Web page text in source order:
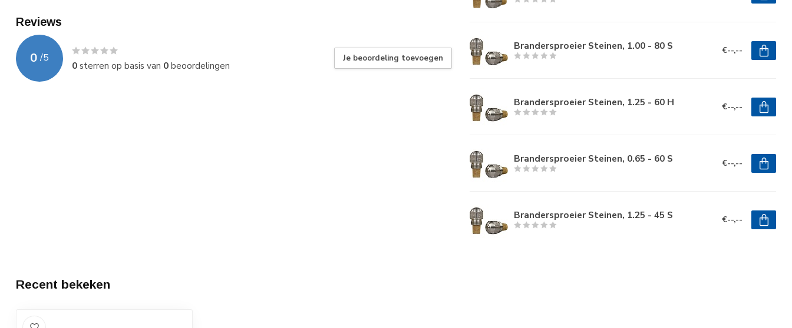
Reviews
0 /5
0sterren op basis van 0beoordelingen
Je beoordeling toevoegen
Brandersproeier Steinen, 1.00 - 80 S €--,--
Brandersproeier Steinen, 1.25 - 60 H €--,--
Brandersproeier Steinen, 0.65 - 60 S €--,--
Brandersproeier Steinen, 1.25 - 45 S €--,--
Recent bekeken